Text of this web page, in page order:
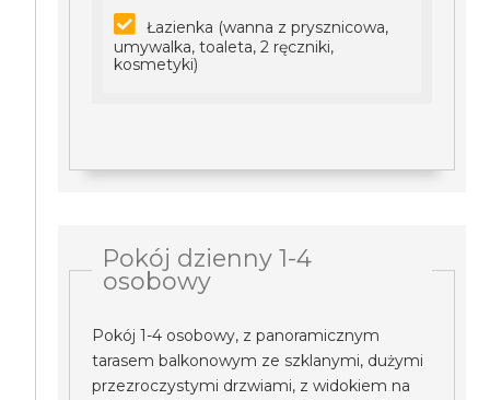
Łazienka (wanna z prysznicowa,
umywalka, toaleta, 2 ręczniki,
kosmetyki)
Pokój dzienny 1-4
osobowy
Pokój 1-4 osobowy, z panoramicznym
tarasem balkonowym ze szklanymi, dużymi
przezroczystymi drzwiami, z widokiem na